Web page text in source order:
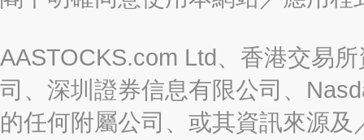
AASTOCKS.com Ltd、香港交易
司、深圳證券信息有限公司、
的任何附屬公司、或其資訊來源